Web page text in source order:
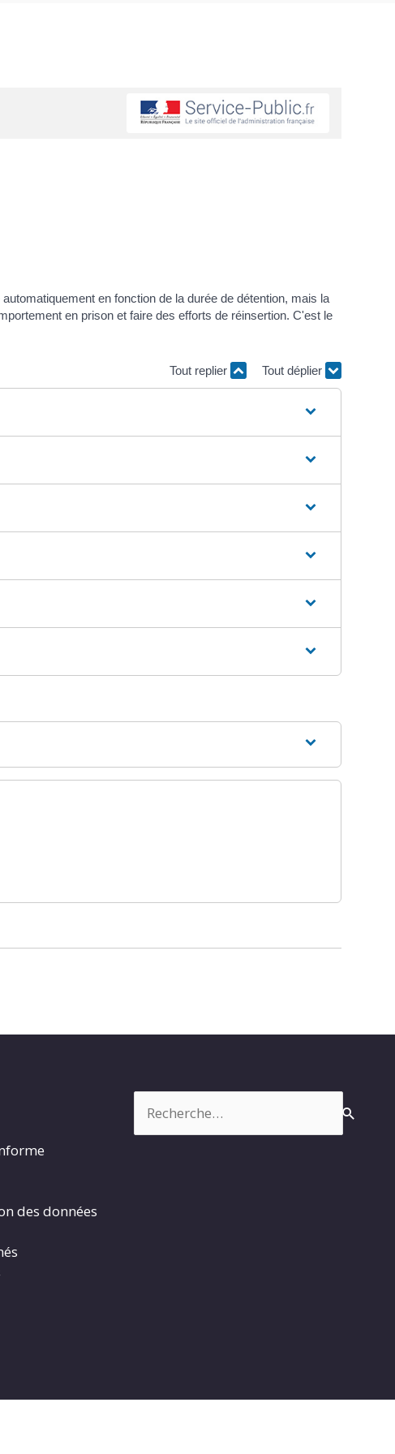
en fonction de la durée de détention, mais la
en prison et faire des efforts de réinsertion. C'est le
Tout replier Tout déplier
des données